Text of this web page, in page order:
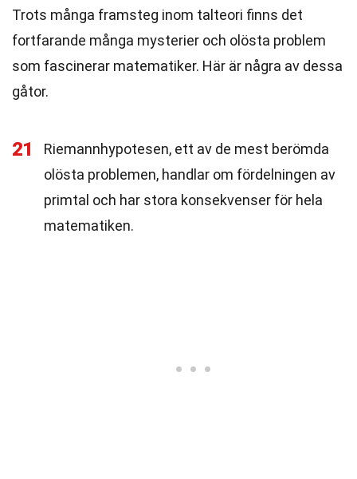
Trots många framsteg inom talteori finns det
fortfarande många mysterier och olösta problem
som fascinerar matematiker. Här är några av dessa
gåtor.
21
Riemannhypotesen, ett av de mest berömda
olösta problemen, handlar om fördelningen av
primtal och har stora konsekvenser för hela
matematiken.